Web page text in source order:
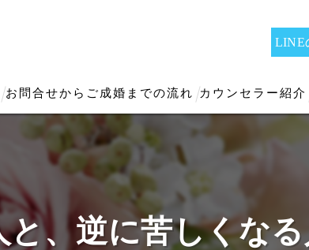
LINE
お問合せからご成婚までの流れ カウンセラー紹介
、逆に苦しくな